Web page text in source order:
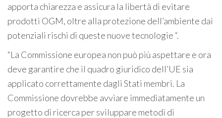
apporta chiarezza e assicura la libertà di evitare
prodotti OGM, oltre alla protezione dell’ambiente dai
potenziali rischi di queste nuove tecnologie “.
“La Commissione europea non può più aspettare e ora
deve garantire che il quadro giuridico dell’UE sia
applicato correttamente dagli Stati membri. La
Commissione dovrebbe avviare immediatamente un
progetto di ricerca per sviluppare metodi di